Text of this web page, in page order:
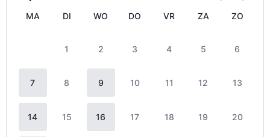
MA DI WO DO VR ZA ZO
1 2 3 4 5 6
7 8 9 10 11 12 13
14 15 16 17 18 19 20